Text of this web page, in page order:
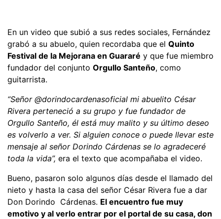
En un video que subió a sus redes sociales, Fernández
grabó a su abuelo, quien recordaba que el Quinto
Festival de la Mejorana en Guararé y que fue miembro
fundador del conjunto Orgullo Santeño, como
guitarrista.
“Señor @dorindocardenasoficial mi abuelito César
Rivera perteneció a su grupo y fue fundador de
Orgullo Santeño, él está muy malito y su último deseo
es volverlo a ver. Si alguien conoce o puede llevar este
mensaje al señor Dorindo Cárdenas se lo agradeceré
toda la vida”, era el texto que acompañaba el video.
Bueno, pasaron solo algunos días desde el llamado del
nieto y hasta la casa del señor César Rivera fue a dar
Don Dorindo Cárdenas. El encuentro fue muy
emotivo y al verlo entrar por el portal de su casa, don